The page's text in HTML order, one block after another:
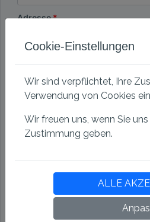
Adresse
Stadt
Land
Firmen-ID
USt-IdNr.
Cookie-Einstellungen
Wir sind verpflichtet, Ihre
Verwendung von Cookies
Wir freuen uns, wenn Sie
Zustimmung geben.
ALLE